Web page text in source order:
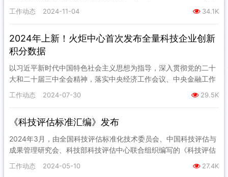
《科技成果评估规范》（GB/T 44731—2…
工作动态 2024-11-04 34.1K
2024年上新！火炬中心首次发布全量科技企业创新
积分数据
以习近平新时代中国特色社会主义思想为指导，深入贯彻党的二十
大和二十届三中全会精神，落实中央经济工作会议、中央金融工作
会议、全国新型工业化推进大会部署要求，7月30日，由工业和信
息化…
工作动态 2024-07-30 29.5K
《科技评估标准汇编》发布
2024年3月，由全国科技评估标准化技术委员会、中国科技评估与
成果管理研究会、科技部科技评估中心联合组织编写的《科技评估
标准汇编》一书正式出版发布。 该书收录了全国科技评估标准化
技…
工作动态 2024-05-10 27.4K